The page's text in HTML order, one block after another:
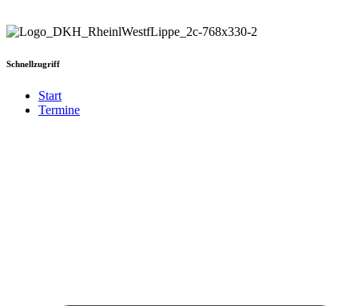
Schnellzugriff
Start
Termine